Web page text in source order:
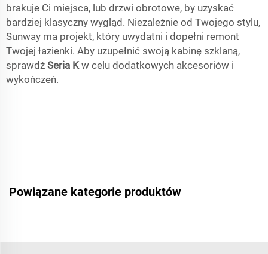
brakuje Ci miejsca, lub drzwi obrotowe, by uzyskać
bardziej klasyczny wygląd. Niezależnie od Twojego stylu,
Sunway ma projekt, który uwydatni i dopełni remont
Twojej łazienki. Aby uzupełnić swoją kabinę szklaną,
sprawdź Seria Kw celu dodatkowych akcesoriów i
wykończeń.
Powiązane kategorie produktów